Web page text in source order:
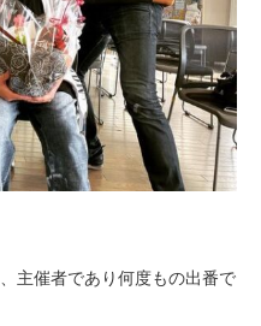
主催者であり何度もの出番で